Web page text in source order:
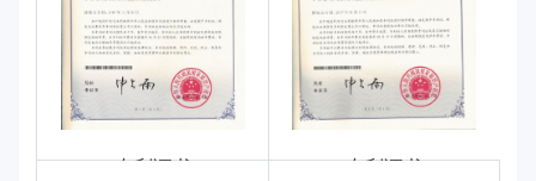
专利证书 专利证书